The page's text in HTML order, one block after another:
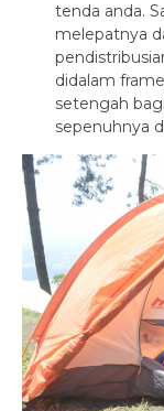
tenda anda.
melepatnya
didalam
setengah
sepenuhnya